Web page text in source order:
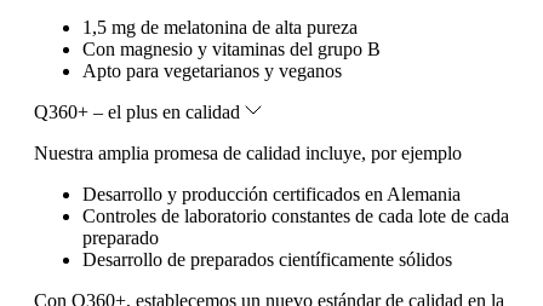
1,5 mg de melatonina de alta pureza
Con magnesio y vitaminas del grupo B
Apto para vegetarianos y veganos
Q360+ – el plus en calidad
Nuestra amplia promesa de calidad incluye, por ejemplo
Desarrollo y producción certificados en Alemania
Controles de laboratorio constantes de cada lote de cada
preparado
Desarrollo de preparados científicamente sólidos
Con Q360+, establecemos un nuevo estándar de calidad en la